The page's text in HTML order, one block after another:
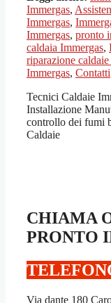
Immergas,
Immergas,
Immergas, pronto
caldaia Immergas,
riparazione
Immergas, Contatti
Tecnici Caldaie
Installazione
controllo dei fumi
Caldaie
CHIAMA
PRONTO
Via dante 180